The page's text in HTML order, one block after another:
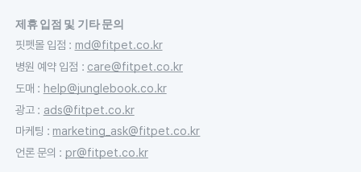
제휴 입점 및 기타 문의
핏펫몰 입점 : md@fitpet.co.kr
병원 예약 입점 : care@fitpet.co.kr
도매 : help@junglebook.co.kr
광고: ads@fitpet.co.kr
마케팅 : marketing_ask@fitpet.co.kr
언론 문의 : pr@fitpet.co.kr